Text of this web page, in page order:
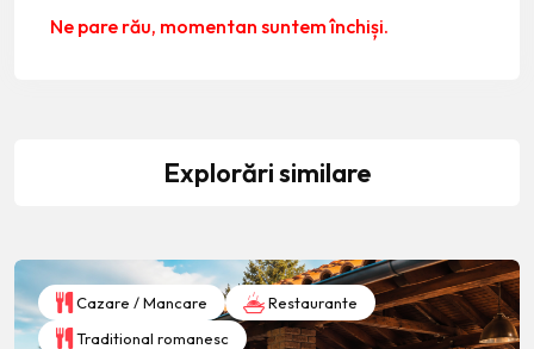
Ne pare rău, momentan suntem închiși.
Explorări similare
Cazare / Mancare
Restaurante
Traditional romanesc